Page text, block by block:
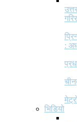
:
भिडियो